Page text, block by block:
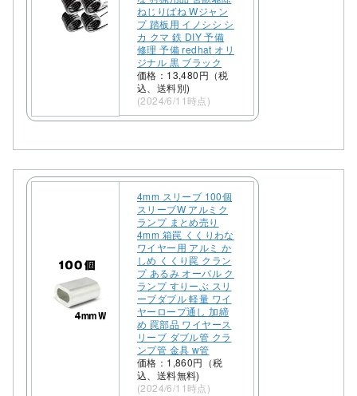
ねじりばね Wジャン
プ 踏板用 イノシシ シ
カ クマ 鉄 DIY 予備
修理 予備 redhat オリ
ジナル 黒 ブラック
価格：13,480円（税
込、送料別)
(2024/6/11時点)
4mm スリーブ 100個
スリーブW アルミク
ランプ まとめ売り
4mm 箱罠 くくりわな
ワイヤー用 アルミ か
しめ くくり罠 クラン
プ あるみ オーバル ク
ランプ すりーぶ スリ
ーブダブル 軽量 ワイ
ヤーロープ通し 加締
め 罠部品 ワイヤース
リーブ ダブル管 クラ
ンプ管 金具 w管
価格：1,860円（税
込、送料無料)
(2024/6/11時点)